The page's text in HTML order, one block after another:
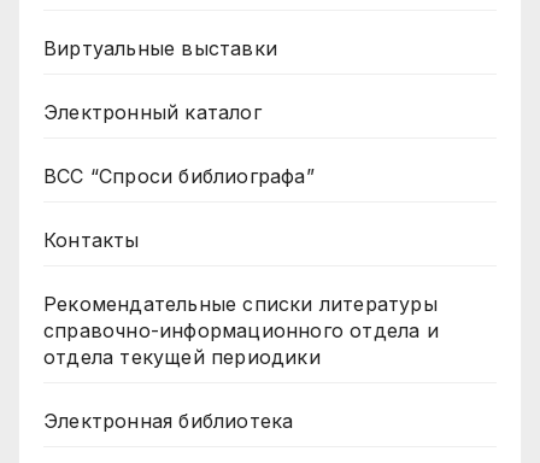
Виртуальные выставки
Электронный каталог
ВСС “Спроси библиографа”
Контакты
Рекомендательные списки литературы
справочно-информационного отдела и
отдела текущей периодики
Электронная библиотека